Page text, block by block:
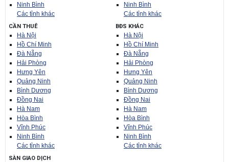
Ninh Bình
Các tỉnh khác
Ninh Bình
Các tỉnh khác
CẦN THUÊ
Hà Nội
Hồ Chí Minh
Đà Nẵng
Hải Phòng
Hưng Yên
Quảng Ninh
Bình Dương
Đồng Nai
Hà Nam
Hòa Bình
Vĩnh Phúc
Ninh Bình
Các tỉnh khác
BĐS KHÁC
Hà Nội
Hồ Chí Minh
Đà Nẵng
Hải Phòng
Hưng Yên
Quảng Ninh
Bình Dương
Đồng Nai
Hà Nam
Hòa Bình
Vĩnh Phúc
Ninh Bình
Các tỉnh khác
SÀN GIAO DỊCH